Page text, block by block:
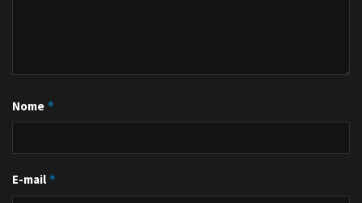
Nome *
E-mail *